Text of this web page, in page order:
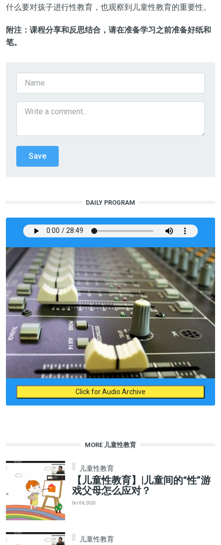
什么要对孩子进行性教育，也观察到儿童性教育的重要性。
附注：课程分享和反思结合，请在准备学习之前准备好纸和
笔。
DAILY PROGRAM
Click for Audio Archive
MORE 儿童性教育
儿童性教育
【儿童性教育】|儿童间的“性”游
戏父母怎么应对？
Oct 06, 2020
儿童性教育